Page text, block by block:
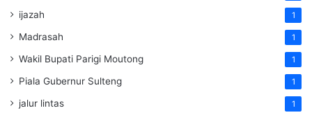
ijazah 1
Madrasah 1
Wakil Bupati Parigi Moutong 1
Piala Gubernur Sulteng 1
jalur lintas 1